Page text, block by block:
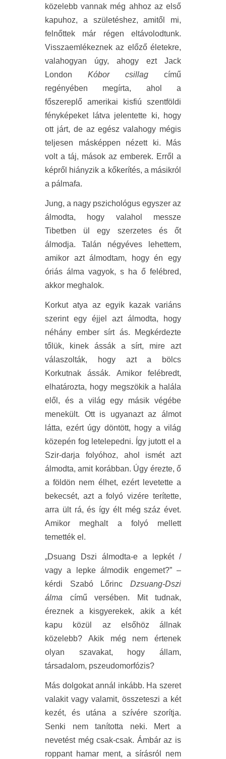
közelebb vannak még ahhoz az első
kapuhoz, a születéshez, amitől mi,
felnőttek már régen eltávolodtunk.
Visszaemlékeznek az előző életekre,
valahogyan úgy, ahogy ezt Jack
London Kóbor csillag című
regényében megírta, ahol a
főszereplő amerikai kisfiú szentföldi
fényképeket látva jelentette ki, hogy
ott járt, de az egész valahogy mégis
teljesen másképpen nézett ki. Más
volt a táj, mások az emberek. Erről a
képről hiányzik a kőkerítés, a másikról
a pálmafa.
Jung, a nagy pszichológus egyszer az
álmodta, hogy valahol messze
Tibetben ül egy szerzetes és őt
álmodja. Talán négyéves lehettem,
amikor azt álmodtam, hogy én egy
óriás álma vagyok, s ha ő felébred,
akkor meghalok.
Korkut atya az egyik kazak variáns
szerint egy éjjel azt álmodta, hogy
néhány ember sírt ás. Megkérdezte
tőlük, kinek ássák a sírt, mire azt
válaszolták, hogy azt a bölcs
Korkutnak ássák. Amikor felébredt,
elhatározta, hogy megszökik a halála
elől, és a világ egy másik végébe
menekült. Ott is ugyanazt az álmot
látta, ezért úgy döntött, hogy a világ
közepén fog letelepedni. Így jutott el a
Szir-darja folyóhoz, ahol ismét azt
álmodta, amit korábban. Úgy érezte, ő
a földön nem élhet, ezért levetette a
bekecsét, azt a folyó vizére terítette,
arra ült rá, és így élt még száz évet.
Amikor meghalt a folyó mellett
temették el.
„Dsuang Dszi álmodta-e a lepkét /
vagy a lepke álmodik engemet?” –
kérdi Szabó Lőrinc Dzsuang-Dszi
álma című versében. Mit tudnak,
éreznek a kisgyerekek, akik a két
kapu közül az elsőhöz állnak
közelebb? Akik még nem értenek
olyan szavakat, hogy állam,
társadalom, pszeudomorfózis?
Más dolgokat annál inkább. Ha szeret
valakit vagy valamit, összeteszi a két
kezét, és utána a szívére szorítja.
Senki nem tanította neki. Mert a
nevetést még csak-csak. Ámbár az is
roppant hamar ment, a sírásról nem